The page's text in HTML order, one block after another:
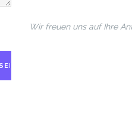
Wir freuen uns auf Ihre